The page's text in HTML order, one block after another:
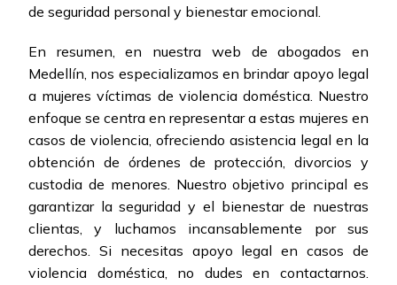
de seguridad personal y bienestar emocional.
En resumen, en nuestra web de abogados en
Medellín, nos especializamos en brindar apoyo legal
a mujeres víctimas de violencia doméstica. Nuestro
enfoque se centra en representar a estas mujeres en
casos de violencia, ofreciendo asistencia legal en la
obtención de órdenes de protección, divorcios y
custodia de menores. Nuestro objetivo principal es
garantizar la seguridad y el bienestar de nuestras
clientas, y luchamos incansablemente por sus
derechos. Si necesitas apoyo legal en casos de
violencia doméstica, no dudes en contactarnos.